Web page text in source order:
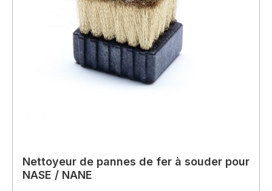
Nettoyeur de pannes de fer à souder pour
NASE / NANE